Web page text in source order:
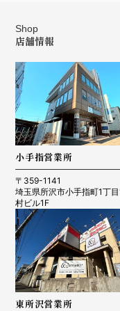
Shop
店舗情報
小手指営業所
〒359-1141
埼玉県所沢市小手指町1丁
村ビル1F
東所沢営業所